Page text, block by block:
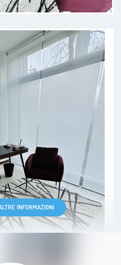
Silvia, iniziano,
nel suo studio
in testa.
sempre con me che
pian piano, mi
in tutta quella
e sciogliere i
Credo che un
ti aiuti a fare
come dice lei
non possiedono
possa risolvere i
aiutano a fare luce
parti oscure di cui si
credo che abbia
aiutarti a
INFORMAZIONI